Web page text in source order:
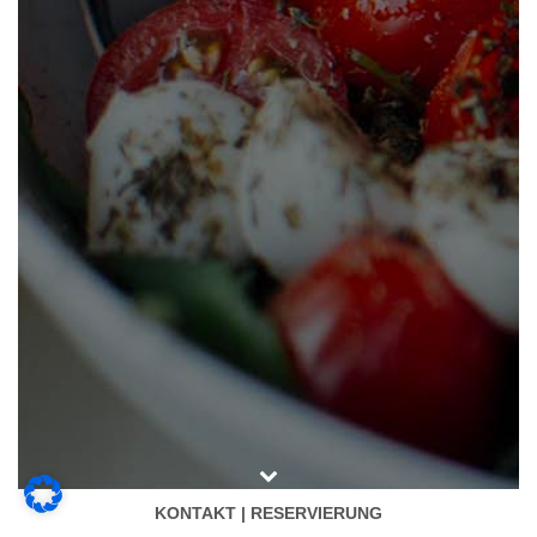
KONTAKT | RESERVIERUNG